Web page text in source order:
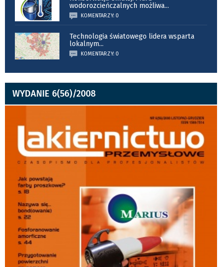
wodorozcieńczalnych możliwa...
KOMENTARZY: 0
Technologia światowego lidera wsparta
lokalnym...
KOMENTARZY: 0
WYDANIE 6(56)/2008